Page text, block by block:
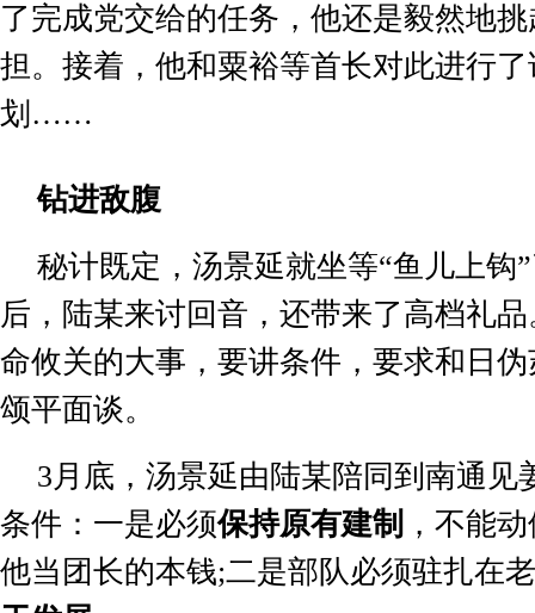
了完成党交给的任务，他还是毅然地
担。接着，他和粟裕等首长对此进行
划 ……
钻进敌腹
秘计既定，汤景延就坐等“鱼儿上钩”
后，陆某来讨回音，还带来了高档礼
命攸关的大事，要讲条件，要求和日
颂平面谈。
3月底，汤景延由陆某陪同到南通见
条件：一是必须保持原有建制 ，不能
他当团长的本钱;二是部队必须驻扎在